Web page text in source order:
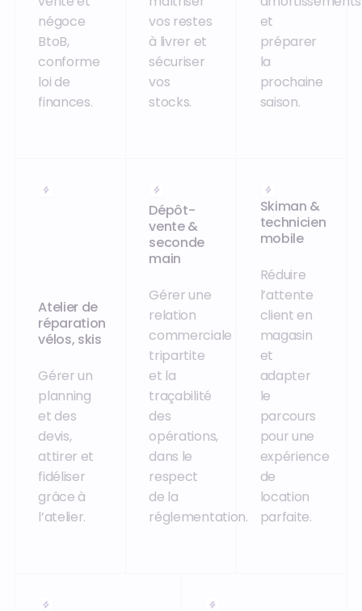
négoce
BtoB,
conforme
loi de
finances.
vos restes
à livrer et
sécuriser
vos
stocks.
et
préparer
la
prochaine
saison.
Atelier de
réparation
vélos, skis
Gérer un
planning
et des
devis,
attirer et
fidéliser
grâce à
l’atelier.
Dépôt-
vente &
seconde
main
Gérer une
relation
commerciale
tripartite
et la
traçabilité
des
opérations,
dans le
respect
de la
réglementation.
Skiman &
technicien
mobile
Réduire
l’attente
client en
magasin
et
adapter
le
parcours
pour une
expérience
de
location
parfaite.